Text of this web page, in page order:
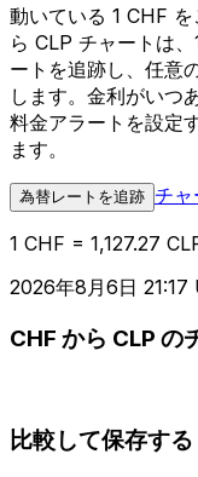
動いている 1 CHF
ら CLP チャートは
ートを追跡し、任意
します。金利がいつ
料金アラートを設定
ます。
為替レートを追跡 チャ
1 CHF = 1,127.27
2026年8月6日 21:17
CHF から CLP の
比較して保存する